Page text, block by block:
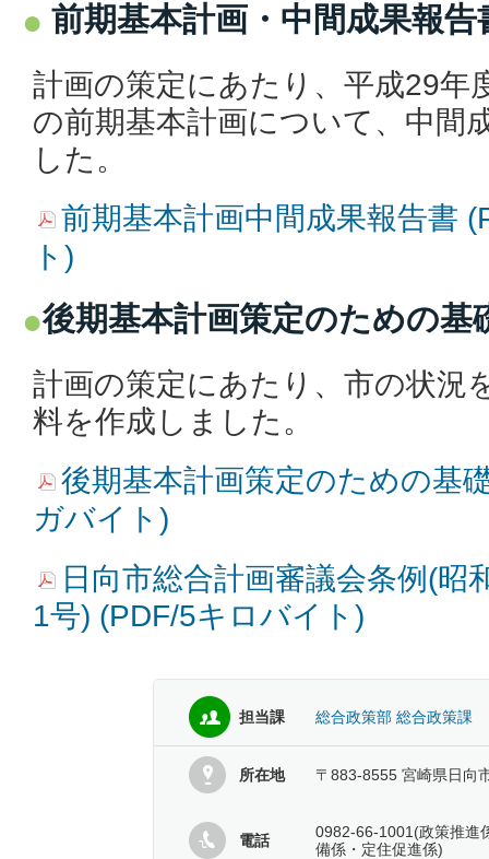
前期基本計画・中間成果報告
計画の策定にあたり、平成29年
の前期基本計画について、中間
した。
前期基本計画中間成果報告書
ト)
後期基本計画策定のための基
計画の策定にあたり、市の状況
料を作成しました。
後期基本計画策定のための基
ガバイト)
日向市総合計画審議会条例(昭
1号) (PDF/5キロバイト)
担当課 総合政策部 総合政策課
所在地 〒883-8555 宮崎県日向
電話
0982-66-1001(政策推進
備係・定住促進係)